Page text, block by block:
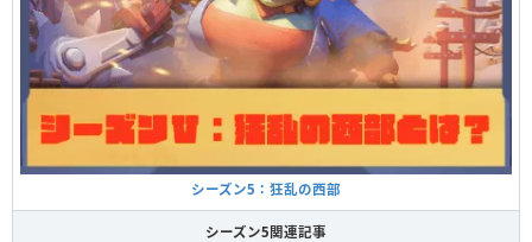
シーズン5：狂乱の西部
シーズン5関連記事